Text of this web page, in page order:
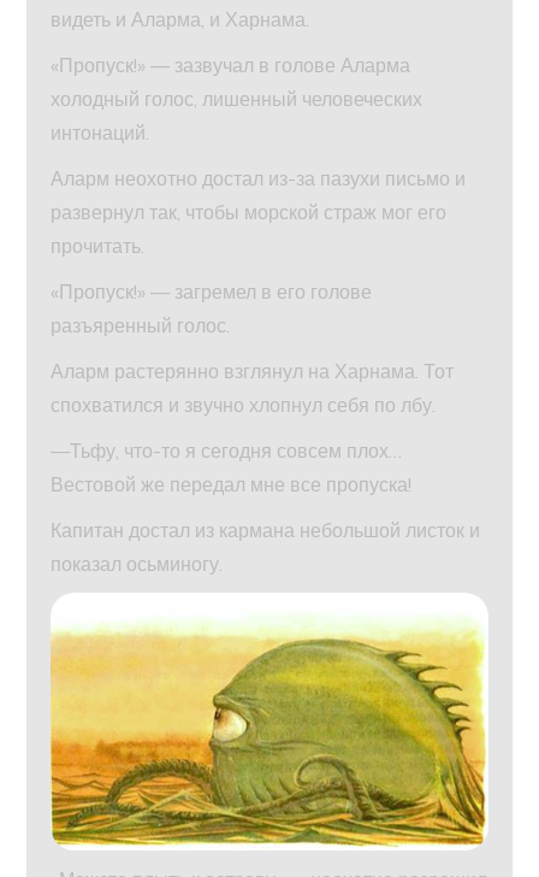
видеть и Аларма, и Харнама.
«Пропуск!» — зазвучал в голове Аларма
холодный голос, лишенный человеческих
интонаций.
Аларм неохотно достал из-за пазухи письмо и
развернул так, чтобы морской страж мог его
прочитать.
«Пропуск!» — загремел в его голове
разъяренный голос.
Аларм растерянно взглянул на Харнама. Тот
спохватился и звучно хлопнул себя по лбу.
—Тьфу, что-то я сегодня совсем плох…
Вестовой же передал мне все пропуска!
Капитан достал из кармана небольшой листок и
показал осьминогу.